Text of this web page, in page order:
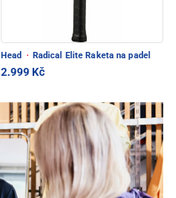
Head · Radical Elite Raketa na padel
2.999 Kč